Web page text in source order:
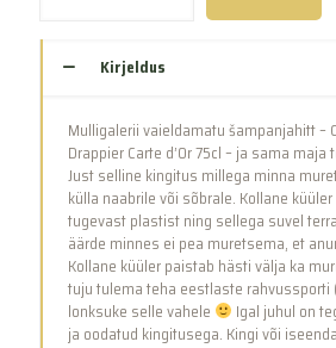
d'Or
kogus
Kirjeldus
Mulligalerii vaieldamatu šampanjahitt –
Drappier Carte d’Or 75cl – ja sama maja
Just selline kingitus millega minna
külla naabrile või sõbrale. Kollane
tugevast plastist ning sellega suvel
äärde minnes ei pea muretsema, et
Kollane küüler paistab hästi välja ka
tuju tulema teha eestlaste rahvussporti
lonksuke selle vahele
Igal juhul on
ja oodatud kingitusega. Kingi või